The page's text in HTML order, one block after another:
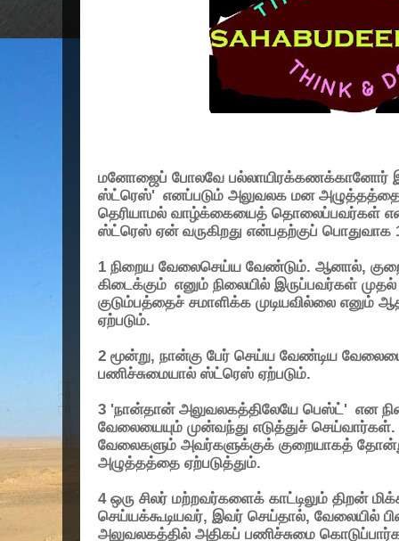
மனோஜைப் போலவே பல்லாயிரக்கணக்கானோர்
ஸ்ட்ரெஸ்' எனப்படும் அலுவலக மன அழுத்தத்தை
தெரியாமல் வாழ்க்கையைத் தொலைப்பவர்கள்
ஸ்ட்ரெஸ் ஏன் வருகிறது என்பதற்குப் பொதுவாக
1 நிறைய வேலைசெய்ய வேண்டும். ஆனால்,
கிடைக்கும் எனும் நிலையில் இருப்பவர்கள்
குடும்பத்தைச் சமாளிக்க முடியவில்லை
ஏற்படும்.
2 மூன்று, நான்கு பேர் செய்ய வேண்டிய
பணிச்சுமையால் ஸ்ட்ரெஸ் ஏற்படும்.
3 'நான்தான் அலுவலகத்திலேயே பெஸ்ட்' என
வேலையையும் முன்வந்து எடுத்துச்
வேலைகளும் அவர்களுக்குக் குறையாகத்
அழுத்தத்தை ஏற்படுத்தும்.
4 ஒரு சிலர் மற்றவர்களைக் காட்டிலும் திறன்
செய்யக்கூடியவர், இவர் செய்தால், வேலையில்
அலுவலகத்தில் அதிகப் பணிச்சுமை